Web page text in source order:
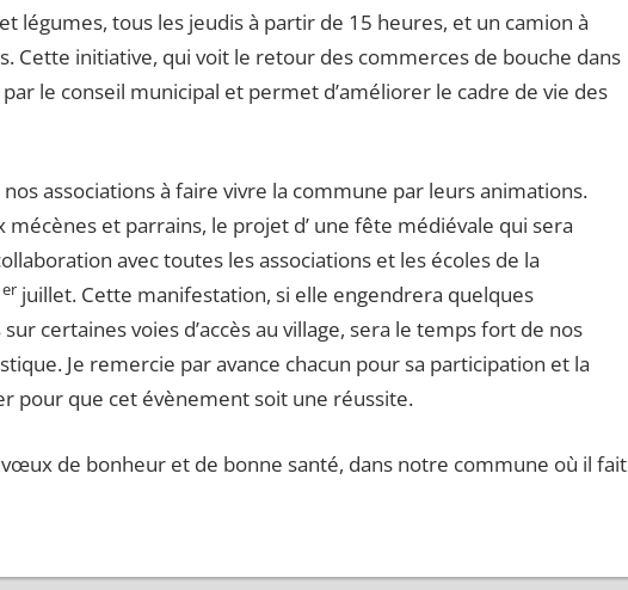
légumes, tous les jeudis à partir de 15 heures, et un camion à
Cette initiative, qui voit le retour des commerces de bouche dans
le conseil municipal et permet d’améliorer le cadre de vie des
associations à faire vivre la commune par leurs animations.
et parrains, le projet d’ une fête médiévale qui sera
avec toutes les associations et les écoles de la
erjuillet. Cette manifestation, si elle engendrera quelques
certaines voies d’accès au village, sera le temps fort de nos
Je remercie par avance chacun pour sa participation et la
pour que cet évènement soit une réussite.
de bonheur et de bonne santé, dans notre commune où il fait